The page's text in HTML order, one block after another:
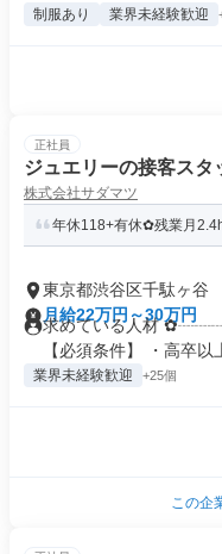
制服あり 業界未経験歓迎
正社員
ジュエリーの接客スタ
株式会社サダマツ
年休118+有休✿残業月
東京都渋谷区千駄ヶ谷
月給22万円～30万円
求めている人材
【必須条件】 ・高卒以
業界未経験歓迎 +25個
この企